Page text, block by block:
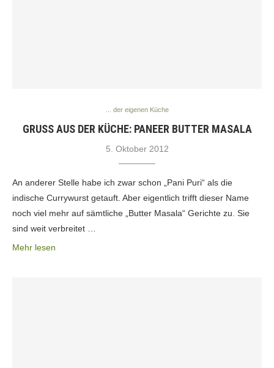
... der eigenen Küche
GRUSS AUS DER KÜCHE: PANEER BUTTER MASALA
5. Oktober 2012
An anderer Stelle habe ich zwar schon „Pani Puri“ als die
indische Currywurst getauft. Aber eigentlich trifft dieser Name
noch viel mehr auf sämtliche „Butter Masala“ Gerichte zu. Sie
sind weit verbreitet …
Mehr lesen